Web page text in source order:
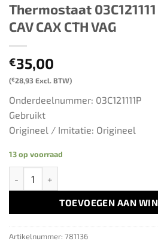
Thermostaat 03C121111
CAV CAX CTH VAG
€35,00
(€28,93 Excl. BTW)
Onderdeelnummer: 03C121111P
Gebruikt
Origineel / Imitatie: Origineel
13 op voorraad
TOEVOEGEN AAN
Artikelnummer: 781136